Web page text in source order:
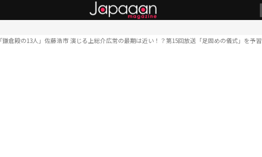
「鎌倉殿の13人」佐藤浩市 演じる上総介広常の最期は近い！？第15回放送「足固めの儀式」を予習